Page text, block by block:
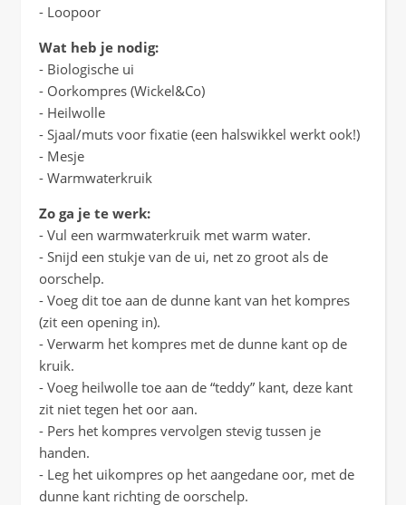
- Loopoor
Wat heb je nodig:
- Biologische ui
- Oorkompres (Wickel&Co)
- Heilwolle
- Sjaal/muts voor fixatie (een halswikkel werkt ook!)
- Mesje
- Warmwaterkruik
Zo ga je te werk:
- Vul een warmwaterkruik met warm water.
- Snijd een stukje van de ui, net zo groot als de
oorschelp.
- Voeg dit toe aan de dunne kant van het kompres
(zit een opening in).
- Verwarm het kompres met de dunne kant op de
kruik.
- Voeg heilwolle toe aan de “teddy” kant, deze kant
zit niet tegen het oor aan.
- Pers het kompres vervolgen stevig tussen je
handen.
- Leg het uikompres op het aangedane oor, met de
dunne kant richting de oorschelp.